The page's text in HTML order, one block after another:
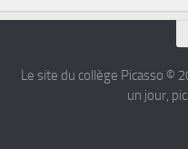
Le site du collège Picasso ©
un jour,